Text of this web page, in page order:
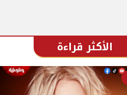
الأكثر قراءة